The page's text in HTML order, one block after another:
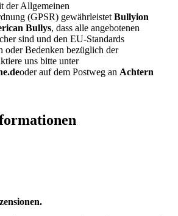
der Allgemeinen
(GPSR) gewährleistet Bullyion
Bullys, dass alle angebotenen
sind und den EU-Standards
oder Bedenken bezüglich der
uns bitte unter
oder auf dem Postweg an Achtern